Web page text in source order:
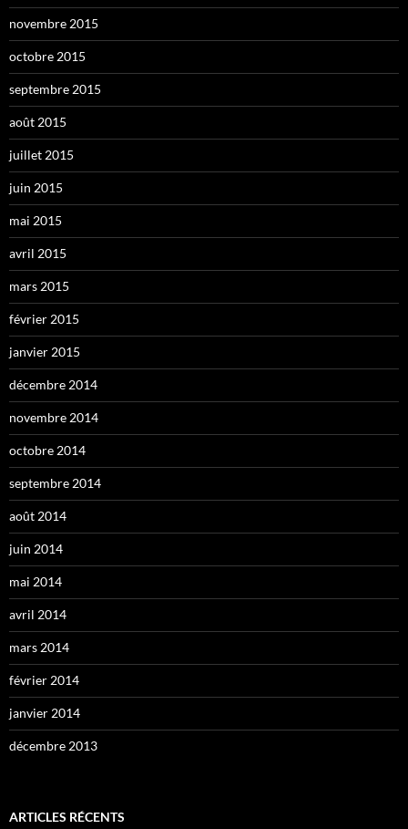
novembre 2015
octobre 2015
septembre 2015
août 2015
juillet 2015
juin 2015
mai 2015
avril 2015
mars 2015
février 2015
janvier 2015
décembre 2014
novembre 2014
octobre 2014
septembre 2014
août 2014
juin 2014
mai 2014
avril 2014
mars 2014
février 2014
janvier 2014
décembre 2013
ARTICLES RÉCENTS